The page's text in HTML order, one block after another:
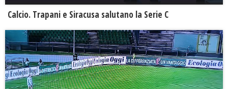
Calcio. Trapani e Siracusa salutano la Serie C